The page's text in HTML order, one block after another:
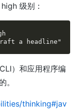
级别：
a headline"
）和应用程序编
。
thinking#jav